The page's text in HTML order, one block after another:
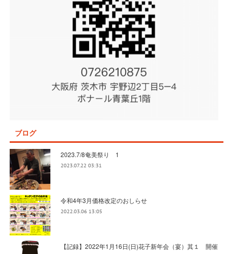
ブログ
2023.7/8奄美祭り 1
2023.07.22 03:31
令和4年3月価格改定のおしらせ
2022.03.06 13:05
【記録】2022年1月16日(日)花子新年会（宴）其１ 開催